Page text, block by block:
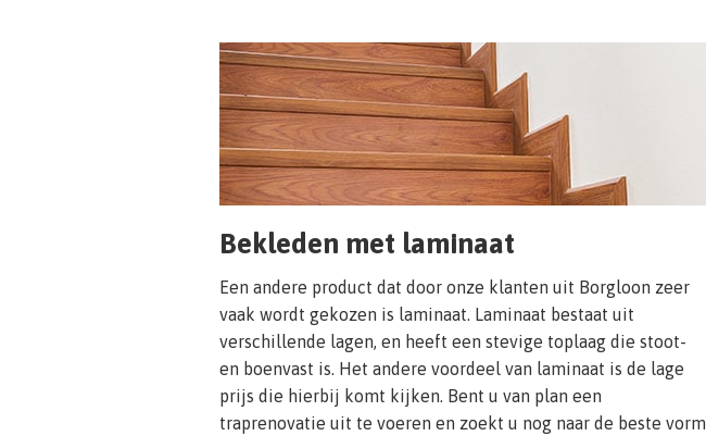
Bekleden met laminaat
Een andere product dat door onze klanten uit Borgloon zeer
vaak wordt gekozen is laminaat. Laminaat bestaat uit
verschillende lagen, en heeft een stevige toplaag die stoot-
en boenvast is. Het andere voordeel van laminaat is de lage
prijs die hierbij komt kijken. Bent u van plan een
traprenovatie uit te voeren en zoekt u nog naar de beste vorm